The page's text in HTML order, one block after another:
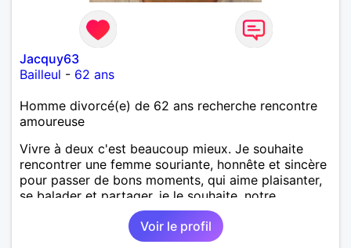
Jacquy63
Bailleul - 62 ans
Homme divorcé(e) de 62 ans recherche rencontre
amoureuse
Vivre à deux c'est beaucoup mieux. Je souhaite
rencontrer une femme souriante, honnête et sincère
pour passer de bons moments, qui aime plaisanter,
se balader et partager, je le souhaite, notre
complicité. J'aime beaucoup les chantiers de
randonnée pour se défouler, se relaxer, se détendre
et finalement prendre du bon temps. C'est difficile
Voir le profil